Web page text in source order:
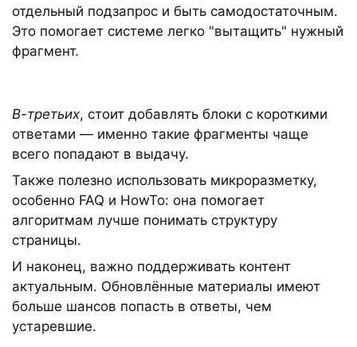
отдельный подзапрос и быть самодостаточным.
Это помогает системе легко "вытащить" нужный
фрагмент.
В-третьих, стоит добавлять блоки с короткими
ответами — именно такие фрагменты чаще
всего попадают в выдачу.
Также полезно использовать микроразметку,
особенно FAQ и HowTo: она помогает
алгоритмам лучше понимать структуру
страницы.
И наконец, важно поддерживать контент
актуальным. Обновлённые материалы имеют
больше шансов попасть в ответы, чем
устаревшие.